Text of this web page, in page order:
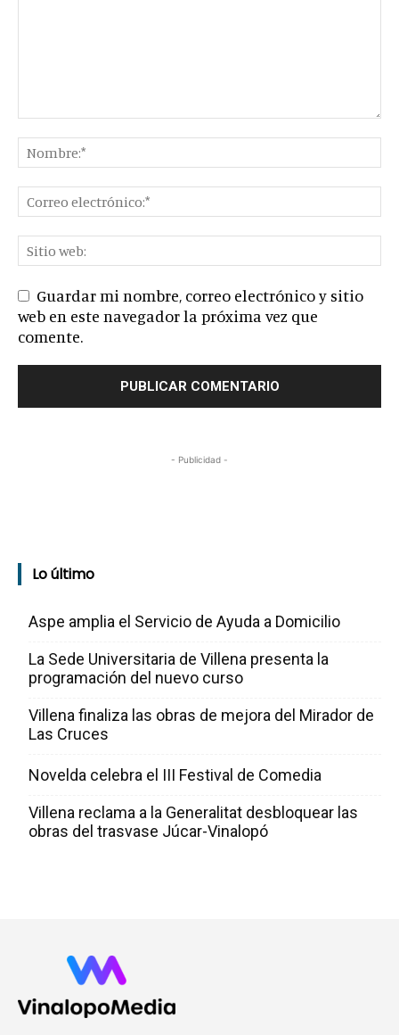
Guardar mi nombre, correo electrónico y sitio
web en este navegador la próxima vez que
comente.
- Publicidad -
Lo último
Aspe amplia el Servicio de Ayuda a Domicilio
La Sede Universitaria de Villena presenta la
programación del nuevo curso
Villena finaliza las obras de mejora del Mirador de
Las Cruces
Novelda celebra el III Festival de Comedia
Villena reclama a la Generalitat desbloquear las
obras del trasvase Júcar-Vinalopó